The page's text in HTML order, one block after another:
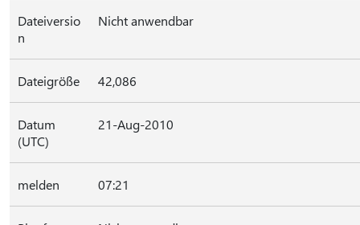
Dateiversio
n
Nicht anwendbar
Dateigröße 42,086
Datum
(UTC)
21-Aug-2010
melden 07:21